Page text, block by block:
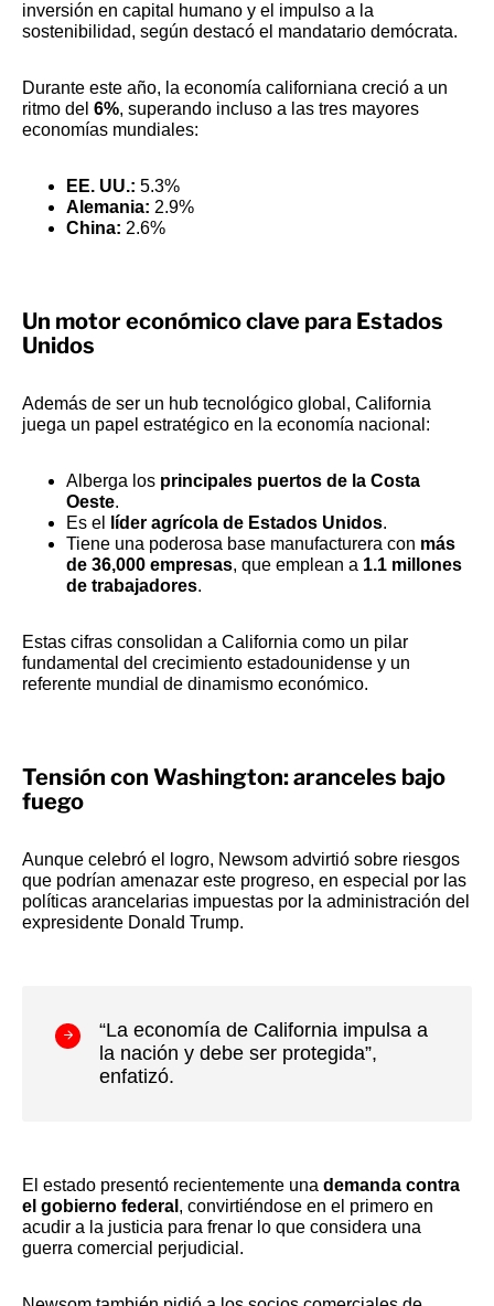
inversión en capital humano y el impulso a la
sostenibilidad, según destacó el mandatario demócrata.
Durante este año, la economía californiana creció a un
ritmo del 6%, superando incluso a las tres mayores
economías mundiales:
EE. UU.: 5.3%
Alemania: 2.9%
China: 2.6%
Un motor económico clave para Estados
Unidos
Además de ser un hub tecnológico global, California
juega un papel estratégico en la economía nacional:
Alberga los principales puertos de la Costa
Oeste.
Es el
líder agrícola de Estados Unidos.
Tiene una poderosa base manufacturera con más
de 36,000 empresas, que emplean a 1.1 millones
de trabajadores.
Estas cifras consolidan a California como un pilar
fundamental del crecimiento estadounidense y un
referente mundial de dinamismo económico.
Tensión con Washington: aranceles bajo
fuego
Aunque celebró el logro, Newsom advirtió sobre riesgos
que podrían amenazar este progreso, en especial por las
políticas arancelarias impuestas por la administración del
expresidente Donald Trump.
“La economía de California impulsa a
la nación y debe ser protegida”,
enfatizó.
El estado presentó recientemente una demanda contra
el gobierno federal , convirtiéndose en el primero en
acudir a la justicia para frenar lo que considera una
guerra comercial perjudicial.